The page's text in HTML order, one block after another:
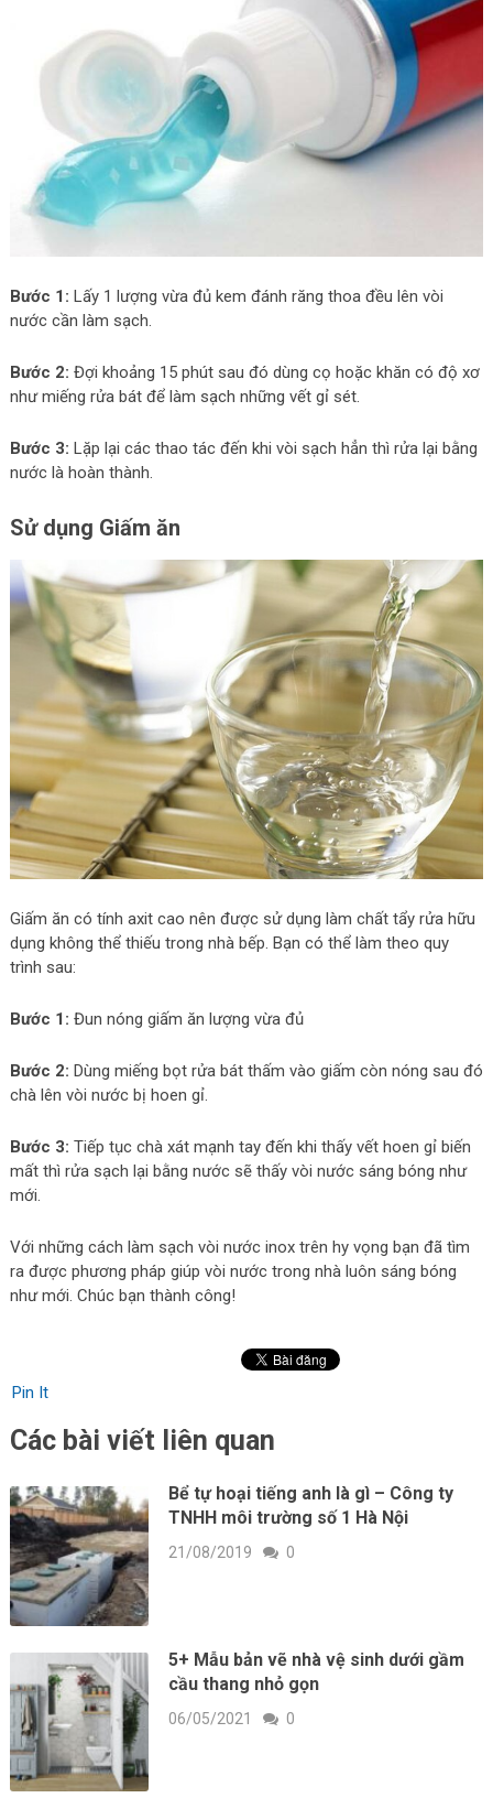
Bước 1: Lấy 1 lượng vừa đủ kem đánh răng thoa đều lên vòi
nước cần làm sạch.
Bước 2: Đợi khoảng 15 phút sau đó dùng cọ hoặc khăn có độ xơ
như miếng rửa bát để làm sạch những vết gỉ sét.
Bước 3: Lặp lại các thao tác đến khi vòi sạch hẳn thì rửa lại bằng
nước là hoàn thành.
Sử dụng Giấm ăn
Giấm ăn có tính axit cao nên được sử dụng làm chất tẩy rửa hữu
dụng không thể thiếu trong nhà bếp. Bạn có thể làm theo quy
trình sau:
Bước 1: Đun nóng giấm ăn lượng vừa đủ
Bước 2: Dùng miếng bọt rửa bát thấm vào giấm còn nóng sau đó
chà lên vòi nước bị hoen gỉ.
Bước 3: Tiếp tục chà xát mạnh tay đến khi thấy vết hoen gỉ biến
mất thì rửa sạch lại bằng nước sẽ thấy vòi nước sáng bóng như
mới.
Với những cách làm sạch vòi nước inox trên hy vọng bạn đã tìm
ra được phương pháp giúp vòi nước trong nhà luôn sáng bóng
như mới. Chúc bạn thành công!
Pin It
Các bài viết liên quan
Bể tự hoại tiếng anh là gì – Công ty
TNHH môi trường số 1 Hà Nội
21/08/2019 0
5+ Mẫu bản vẽ nhà vệ sinh dưới gầm
cầu thang nhỏ gọn
06/05/2021 0